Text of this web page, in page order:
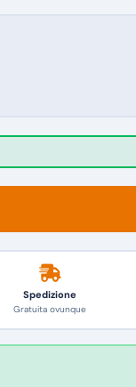
Spedizione
Gratuita ovunque